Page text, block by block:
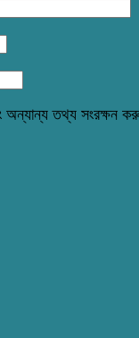
অন্যান্য তথ্য সংরক্ষন